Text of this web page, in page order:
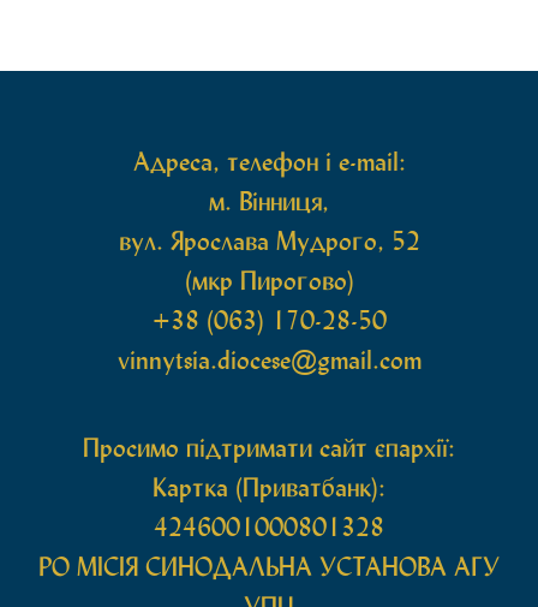
Адреса, телефон і e-mail:
м. Вінниця,
вул. Ярослава Мудрого, 52
(мкр Пирогово)
+38 (063) 170-28-50
vinnytsia.diocese@gmail.com
Просимо підтримати сайт єпархії:
Картка (Приватбанк):
4246001000801328
РО МIСIЯ СИНОДАЛЬНА УСТАНОВА АГУ